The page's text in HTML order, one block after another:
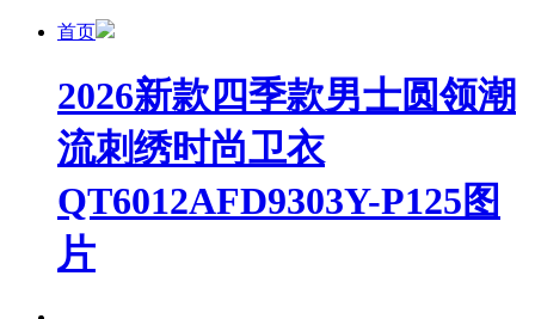
首页
2026新款四季款男士圆领潮
流刺绣时尚卫衣
QT6012AFD9303Y-P125图
片